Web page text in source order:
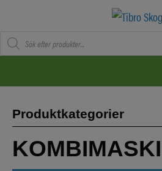
Produktsökning
Produktkategorier